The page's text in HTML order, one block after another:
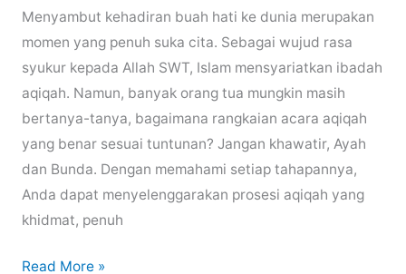
Menyambut kehadiran buah hati ke dunia merupakan
momen yang penuh suka cita. Sebagai wujud rasa
syukur kepada Allah SWT, Islam mensyariatkan ibadah
aqiqah. Namun, banyak orang tua mungkin masih
bertanya-tanya, bagaimana rangkaian acara aqiqah
yang benar sesuai tuntunan? Jangan khawatir, Ayah
dan Bunda. Dengan memahami setiap tahapannya,
Anda dapat menyelenggarakan prosesi aqiqah yang
khidmat, penuh
Panduan
Read More »